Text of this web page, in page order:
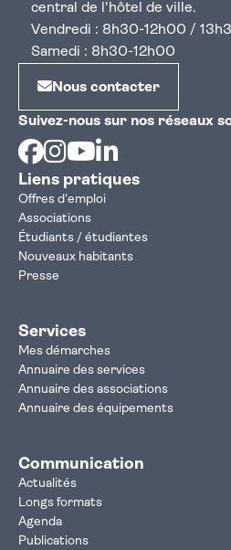
central de l'hôtel de ville.
Vendredi : 8h30-12h00 /
Samedi : 8h30-12h00
Nous contacter
Suivez-nous sur nos réseaux
Facebook
Instagram
Youtube
Liens pratiques
Offres d'emploi
Associations
Étudiants / étudiantes
Nouveaux habitants
Presse
Services
Mes démarches
Annuaire des services
Annuaire des associations
Annuaire des équipements
Communication
Actualités
Longs formats
Agenda
Publications